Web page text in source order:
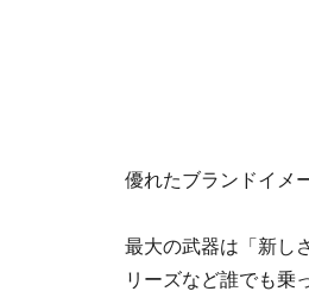
優れたブランドイメ
最大の武器は「新し
リーズなど誰でも乗